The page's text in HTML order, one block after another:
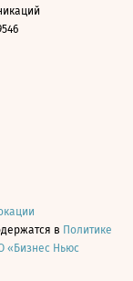
в Политике
«Бизнес Ньюс